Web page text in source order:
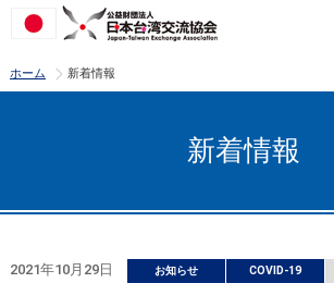
ホーム >
新着情報
新着情報
2021年10月29日 お知らせ COVID-19